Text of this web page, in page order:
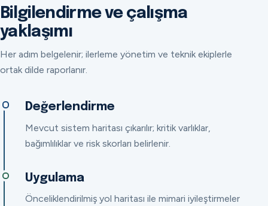
Bilgilendirme ve çalışma
yaklaşımı
Her adım belgelenir; ilerleme yönetim ve teknik ekiplerle
ortak dilde raporlanır.
Değerlendirme
Mevcut sistem haritası çıkarılır; kritik varlıklar,
bağımlılıklar ve risk skorları belirlenir.
Uygulama
Önceliklendirilmiş yol haritası ile mimari iyileştirmeler